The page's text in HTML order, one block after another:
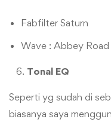
Fabfilter Saturn
Wave : Abbey
Tonal EQ
Seperti yg sudah di
biasanya saya